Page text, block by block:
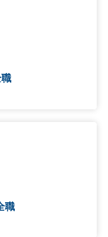
職